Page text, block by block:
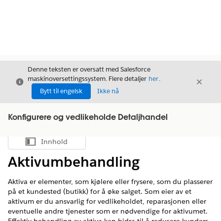
Avslutt
Denne teksten er oversatt med Salesforce
maskinoversettingssystem. Flere detaljer her.
Bytt til engelsk
Ikke nå
Avslutt
Konfigurere og vedlikeholde Detaljhandel
Vis innholdsfortegnelse
Innhold
Aktivumbehandling
Aktiva er elementer, som kjølere eller frysere, som du plasserer
på et kundested (butikk) for å øke salget. Som eier av et
aktivum er du ansvarlig for vedlikeholdet, reparasjonen eller
eventuelle andre tjenester som er nødvendige for aktivumet.